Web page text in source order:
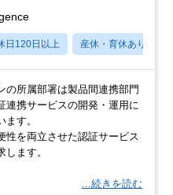
日120日以上 産休・育休あり
の所属部署は製品間連携部門
連携サービスの開発・運用に
ます。
性を両立させた認証サービス
します。
…続きを読む